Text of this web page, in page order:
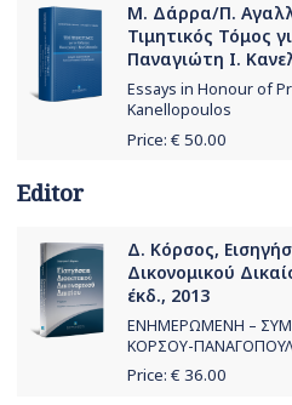
Μ. Δάρρα/Π.
Τιμητικός Τόμος
Παναγιώτη Ι.
Essays in Honour of
Kanellopoulos
Price: € 50.00
Editor
Δ. Κόρσος,
Δικονομικού
έκδ., 2013
ΕΝΗΜΕΡΩΜΕΝΗ –
ΚΟΡΣΟΥ-
Price: € 36.00